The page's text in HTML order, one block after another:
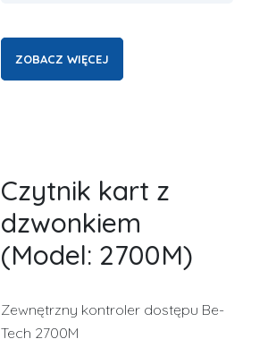
ZOBACZ WIĘCEJ
Czytnik kart z
dzwonkiem
(Model: 2700M)
Zewnętrzny kontroler dostępu Be-
Tech 2700M